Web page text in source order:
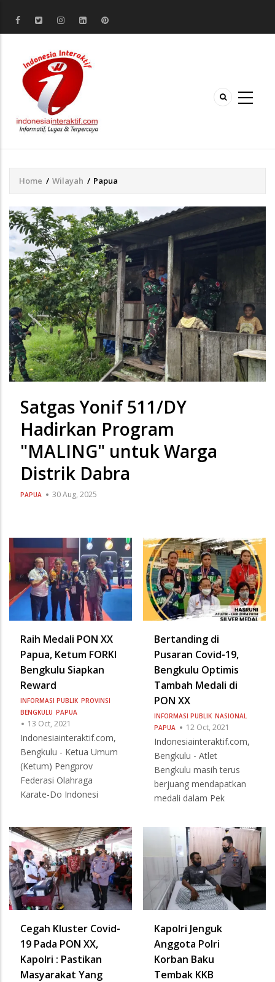
Breadcrumb
Home / Wilayah / Papua
Satgas Yonif 511/DY
Hadirkan Program
"MALING" untuk Warga
Distrik Dabra
PAPUA 30 Aug, 2025
Raih Medali PON XX
Papua, Ketum FORKI
Bengkulu Siapkan
Reward
INFORMASI PUBLIK PROVINSI
BENGKULU PAPUA
13 Oct, 2021
Indonesiainteraktif.com,
Bengkulu - Ketua Umum
(Ketum) Pengprov
Federasi Olahraga
Karate-Do Indonesi
Bertanding di
Pusaran Covid-19,
Bengkulu Optimis
Tambah Medali di
PON XX
INFORMASI PUBLIK NASIONAL
PAPUA
12 Oct, 2021
Indonesiainteraktif.com,
Bengkulu - Atlet
Bengkulu masih terus
berjuang mendapatkan
medali dalam Pek
Cegah Kluster Covid-
19 Pada PON XX,
Kapolri : Pastikan
Masyarakat Yang
Kapolri Jenguk
Anggota Polri
Korban Baku
Tembak KKB